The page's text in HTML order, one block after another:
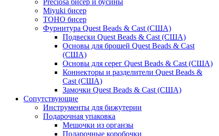
Preciosa бисер и бусины
Miyuki бисер
TOHO бисер
Фурнитура Quest Beads & Cast (США)
Подвески Quest Beads & Cast (США)
Основы для брошей Quest Beads & Cast
(США)
Основы для серег Quest Beads & Cast (США)
Коннекторы и разделители Quest Beads &
Cast (США)
Замочки Quest Beads & Cast (США)
Сопутствующие
Инструменты для бижутерии
Подарочная упаковка
Мешочки из органзы
Подарочные коробочки